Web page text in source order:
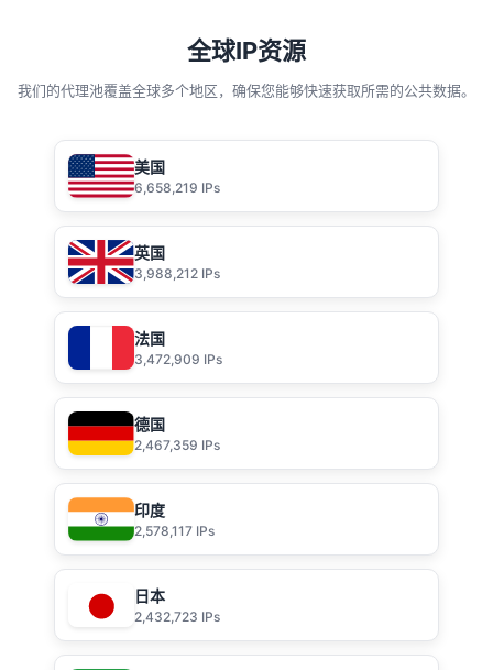
全球IP资源
我们的代理池覆盖全球多个地区，确保您能够快速获取所需的公共数据。
美国
6,658,219 IPs
英国
3,988,212 IPs
法国
3,472,909 IPs
德国
2,467,359 IPs
印度
2,578,117 IPs
日本
2,432,723 IPs